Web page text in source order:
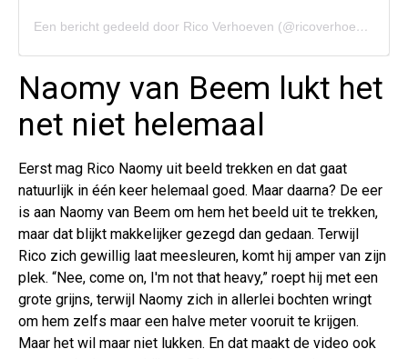
Een bericht gedeeld door Rico Verhoeven (@ricoverhoeven)
Naomy van Beem lukt het
net niet helemaal
Eerst mag Rico Naomy uit beeld trekken en dat gaat
natuurlijk in één keer helemaal goed. Maar daarna? De eer
is aan Naomy van Beem om hem het beeld uit te trekken,
maar dat blijkt makkelijker gezegd dan gedaan. Terwijl
Rico zich gewillig laat meesleuren, komt hij amper van zijn
plek. “Nee, come on, I'm not that heavy,” roept hij met een
grote grijns, terwijl Naomy zich in allerlei bochten wringt
om hem zelfs maar een halve meter vooruit te krijgen.
Maar het wil maar niet lukken. En dat maakt de video ook